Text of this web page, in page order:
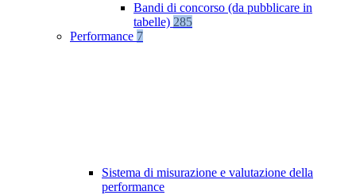
Bandi di concorso (da pubblicare in
tabelle) 285
Performance 7
Sistema di misurazione e valutazione della
performance